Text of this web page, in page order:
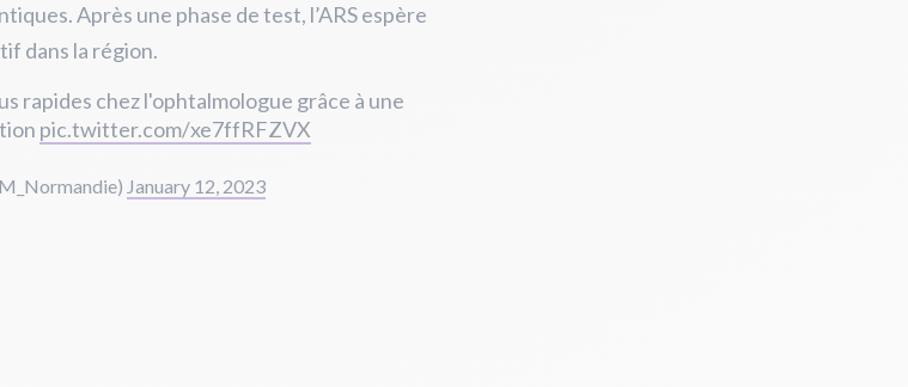
Après une phase de test, l’ARS espère
dans la région.
rapides chez l'ophtalmologue grâce à une
pic.twitter.com/xe7ffRFZVX
January 12, 2023